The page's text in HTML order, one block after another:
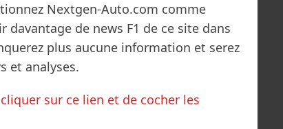
Nextgen-Auto.com comme
de news F1 de ce site dans
plus aucune information et serez
et analyses.
cliquer sur ce lien et de cocher les